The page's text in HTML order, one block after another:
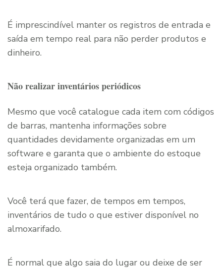
É imprescindível manter os registros de entrada e
saída em tempo real para não perder produtos e
dinheiro.
Não realizar inventários periódicos
Mesmo que você catalogue cada item com códigos
de barras, mantenha informações sobre
quantidades devidamente organizadas em um
software e garanta que o ambiente do estoque
esteja organizado também.
Você terá que fazer, de tempos em tempos,
inventários de tudo o que estiver disponível no
almoxarifado.
É normal que algo saia do lugar ou deixe de ser